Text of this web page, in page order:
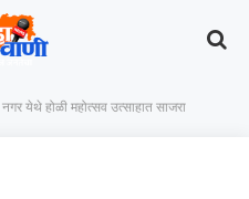
येथे होळी महोत्सव उत्साहात साजरा